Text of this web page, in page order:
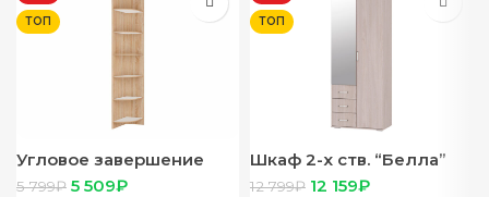
ТОП
Угловое завершение
“Сакура” сонома/белый
5 799₽ 5 509₽
ТОП
Шкаф 2-х ств. “Белла”
ясень белый
12 799₽ 12 159₽